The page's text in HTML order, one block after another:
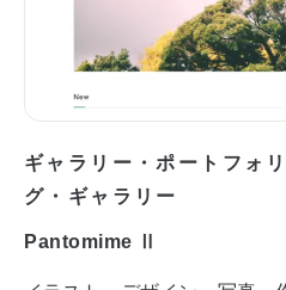
ギャラリー・ポートフォ
グ・ギャラリー
Pantomime Ⅱ